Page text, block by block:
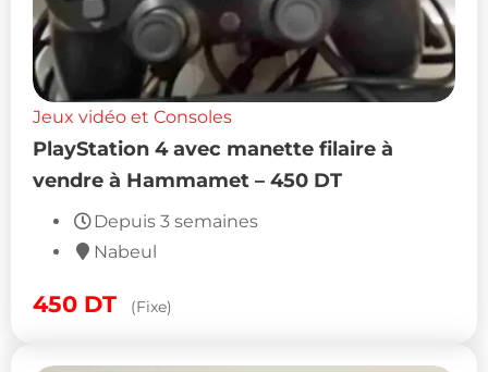
Jeux vidéo et Consoles
PlayStation 4 avec manette filaire à
vendre à Hammamet – 450 DT
Depuis 3 semaines
Nabeul
450 DT (Fixe)